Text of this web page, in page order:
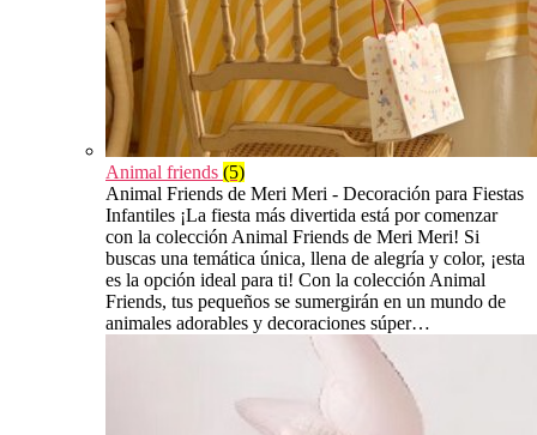
Animal friends (5)
Animal Friends de Meri Meri - Decoración para Fiestas
Infantiles ¡La fiesta más divertida está por comenzar
con la colección Animal Friends de Meri Meri! Si
buscas una temática única, llena de alegría y color, ¡esta
es la opción ideal para ti! Con la colección Animal
Friends, tus pequeños se sumergirán en un mundo de
animales adorables y decoraciones súper…